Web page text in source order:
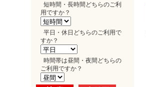
短時間・長時間どちらのご利
用ですか？
平日・休日どちらのご利用で
すか？
時間帯は昼間・夜間どちらの
ご利用ですか？